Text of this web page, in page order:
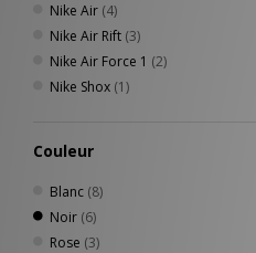
Nike Air (4)
Nike Air Rift (3)
Nike Air Force 1 (2)
Nike Shox (1)
Couleur
Blanc (8)
Noir (6)
Rose (3)